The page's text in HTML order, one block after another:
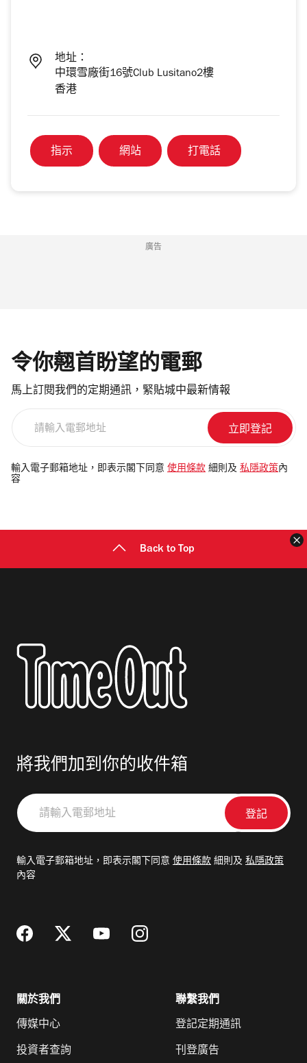
地址：
中環雪廠街16號Club Lusitano2樓
香港
指示 網站 打電話
廣告
令你翹首盼望的電郵
馬上訂閱我們的定期通訊，緊貼城中最新情報
電
郵
輸入電子郵箱地址，即表示閣下同意 使用條款 細則及 私隱政策 內
容
Back to Top
將我們加到你的收件箱
請
輸
郵
輸入電子郵箱地址，即表示閣下同意 使用條款 細則及 私隱政策
內容
關於我們
傳媒中心
投資者查詢
聯繫我們
登記定期通訊
刊登廣告